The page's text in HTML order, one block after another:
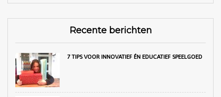
Recente berichten
7 TIPS VOOR INNOVATIEF ÉN EDUCATIEF SPEELGOED